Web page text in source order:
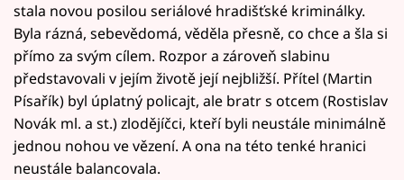
stala novou posilou seriálové hradišťské kriminálky.
Byla rázná, sebevědomá, věděla přesně, co chce a šla si
přímo za svým cílem. Rozpor a zároveň slabinu
představovali v jejím životě její nejbližší. Přítel (Martin
Písařík) byl úplatný policajt, ale bratr s otcem (Rostislav
Novák ml. a st.) zlodějíčci, kteří byli neustále minimálně
jednou nohou ve vězení. A ona na této tenké hranici
neustále balancovala.